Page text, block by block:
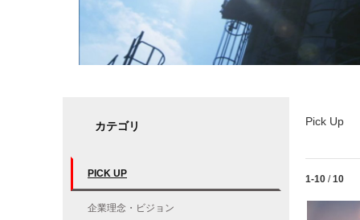
カテゴリ
PICK UP
企業理念・ビジョン
Pick Up
Currently
1-10 / 10